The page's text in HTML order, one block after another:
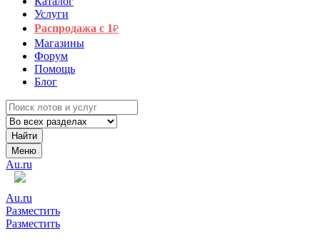
Услуги
Распродажа с 1₽
Магазины
Форум
Помощь
Блог
Найти
Меню
Au.ru
Au.ru
Разместить
Разместить